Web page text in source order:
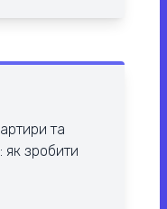
та
як зробити